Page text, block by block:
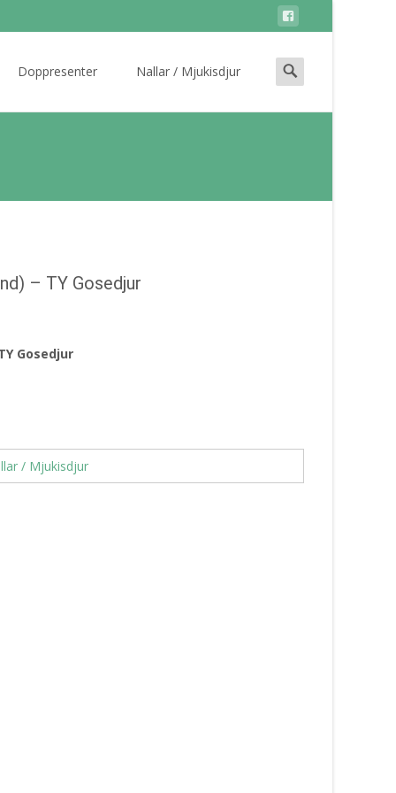
Doppresenter Nallar / Mjukisdjur
Search
for:
– TY Gosedjur
Gosedjur
/ Mjukisdjur